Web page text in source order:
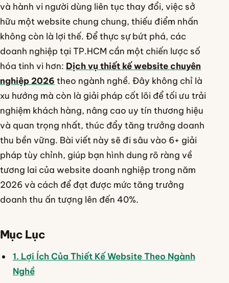
và hành vi người dùng liên tục thay đổi, việc sở
hữu một website chung chung, thiếu điểm nhấn
không còn là lợi thế. Để thực sự bứt phá, các
doanh nghiệp tại TP.HCM cần một chiến lược số
hóa tinh vi hơn: Dịch vụ thiết kế website chuyên
nghiệp 2026 theo ngành nghề. Đây không chỉ là
xu hướng mà còn là giải pháp cốt lõi để tối ưu trải
nghiệm khách hàng, nâng cao uy tín thương hiệu
và quan trọng nhất, thúc đẩy tăng trưởng doanh
thu bền vững. Bài viết này sẽ đi sâu vào 6+ giải
pháp tùy chỉnh, giúp bạn hình dung rõ ràng về
tương lai của website doanh nghiệp trong năm
2026 và cách để đạt được mức tăng trưởng
doanh thu ấn tượng lên đến 40%.
Mục Lục
1. Lợi Ích Của Thiết Kế Website Theo Ngành
Nghề